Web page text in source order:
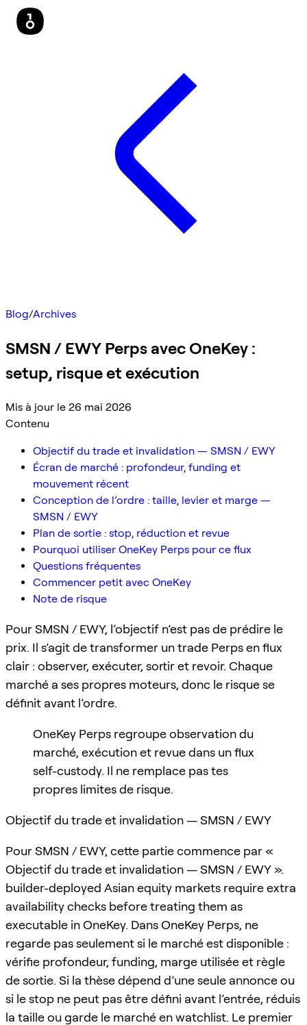
Blog/Archives
SMSN / EWY Perps avec OneKey :
setup, risque et exécution
Mis à jour le 26 mai 2026
Contenu
Objectif du trade et invalidation — SMSN / EWY
Écran de marché : profondeur, funding et
mouvement récent
Conception de l’ordre : taille, levier et marge —
SMSN / EWY
Plan de sortie : stop, réduction et revue
Pourquoi utiliser OneKey Perps pour ce flux
Questions fréquentes
Commencer petit avec OneKey
Note de risque
Pour SMSN / EWY, l’objectif n’est pas de prédire le
prix. Il s’agit de transformer un trade Perps en flux
clair : observer, exécuter, sortir et revoir. Chaque
marché a ses propres moteurs, donc le risque se
définit avant l’ordre.
OneKey Perps regroupe observation du
marché, exécution et revue dans un flux
self-custody. Il ne remplace pas tes
propres limites de risque.
Objectif du trade et invalidation — SMSN / EWY
Pour SMSN / EWY, cette partie commence par «
Objectif du trade et invalidation — SMSN / EWY ».
builder-deployed Asian equity markets require extra
availability checks before treating them as
executable in OneKey. Dans OneKey Perps, ne
regarde pas seulement si le marché est disponible :
vérifie profondeur, funding, marge utilisée et règle
de sortie. Si la thèse dépend d’une seule annonce ou
si le stop ne peut pas être défini avant l’entrée, réduis
la taille ou garde le marché en watchlist. Le premier